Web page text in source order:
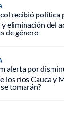
recibió política
eliminación del
de género
alerta por
los ríos Cauca y
tomarán?